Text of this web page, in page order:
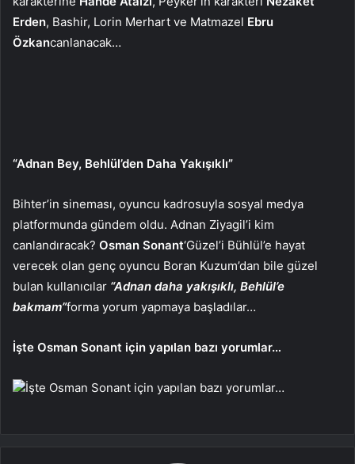
Erden, Bashir, Lorin Merhart ve Matmazel Ebru
Özkancanlanacak…
“Adnan Bey, Behlül’den Daha Yakışıklı”
Bihter’in sineması, oyuncu kadrosuyla sosyal medya
platformunda gündem oldu. Adnan Ziyagil’i kim
canlandıracak? Osman Sonant‘Güzel’i Bühlül’e hayat
verecek olan genç oyuncu Boran Kuzum’dan bile güzel
bulan kullanıcılar “Adnan daha yakışıklı, Behlül’e
bakmam”forma yorum yapmaya başladılar…
İşte Osman Sonant için yapılan bazı yorumlar…
İşte Osman Sonant için yapılan bazı yorumlar…